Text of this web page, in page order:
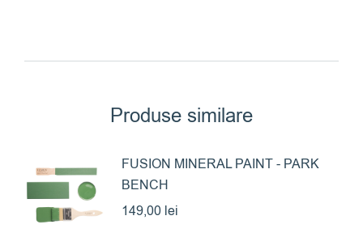
Produse similare
FUSION MINERAL PAINT - PARK
BENCH
149,00 lei